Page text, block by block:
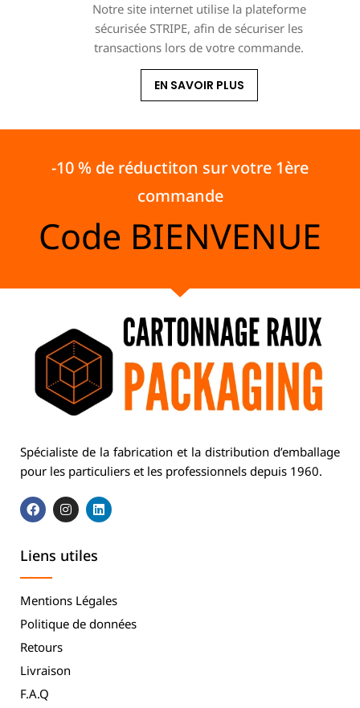
Notre site internet utilise la plateforme
sécurisée STRIPE, afin de sécuriser les
transactions lors de votre commande.
EN SAVOIR PLUS
-10 % de réductiton sur votre 1ère
commande
Code BIENVENUE
Spécialiste de la fabrication et la distribution d’emballage
pour les particuliers et les professionnels depuis 1960.
Liens utiles
Mentions Légales
Politique de données
Retours
Livraison
F.A.Q